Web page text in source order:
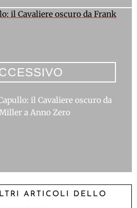
il Cavaliere oscuro da
a Anno Zero
il Cavaliere oscuro da Frank
ARTICOLI DELLO